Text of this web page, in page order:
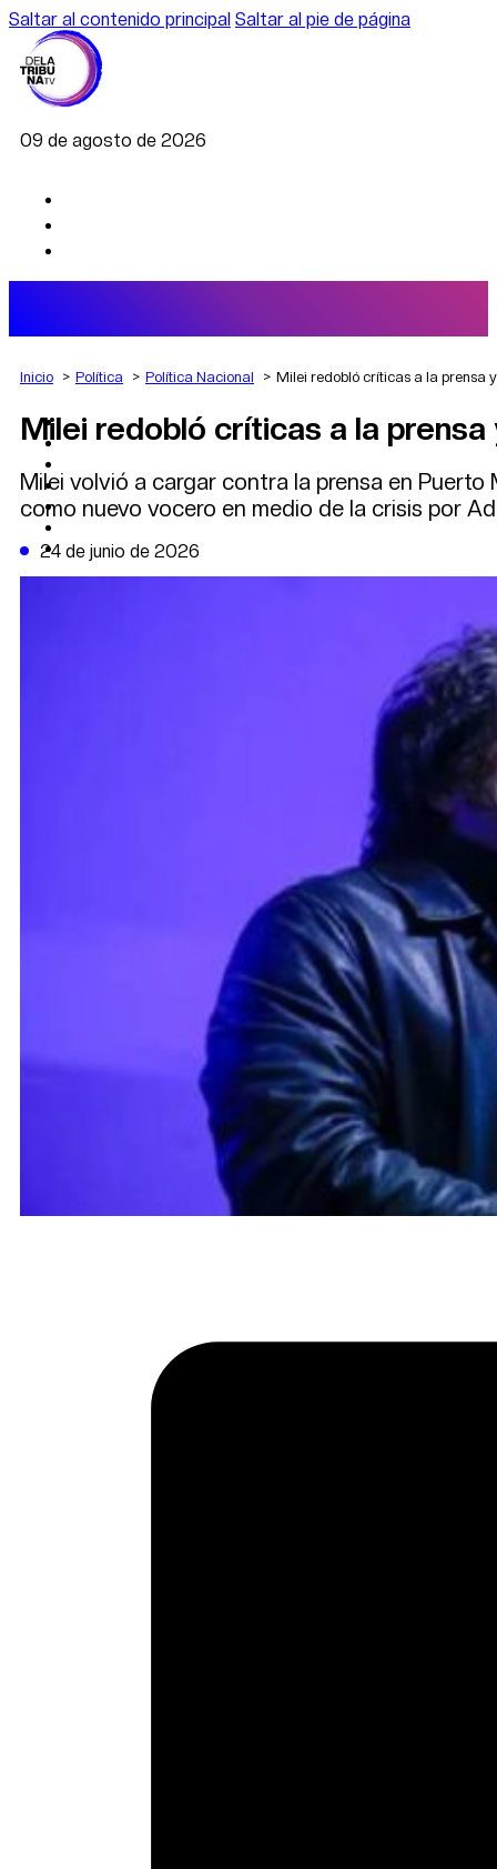
Saltar al contenido principal Saltar al pie de página
09 de agosto de 2026
AGRO
DEPORTES
POLÍTICA
CAMBIO CLIMÁTICO
DE LA TRIBUNA TV
Inicio Política Política Nacional Milei redobló críticas a la prensa
Milei redobló críticas a la
Milei volvió a cargar contra la prensa en
como nuevo vocero en medio de la crisis por
24 de junio de 2026